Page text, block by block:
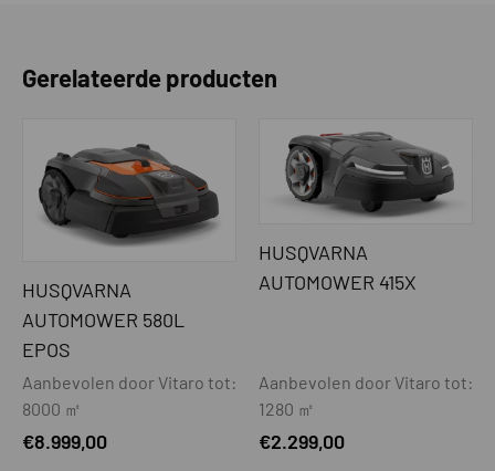
Zoeksysteem
Oplaadsysteem automatisch Ja
Systematisch maaien van smalle
strook
Ja
Automatische smalle doorgang
detectie
Ja
MAAISYSTEEM
Extra maaisysteem t.b.v. randmaaien
(EdgeCut)
Gerelateerde producten
HUSQVARNA
AUTOMOWER 580L
EPOS
Aanbevolen door Vitaro tot:
8000 ㎡
€8.999,00
HUSQVARNA
AUTOMOWER 415X
Aanbevolen door Vitaro tot:
1280 ㎡
€2.299,00